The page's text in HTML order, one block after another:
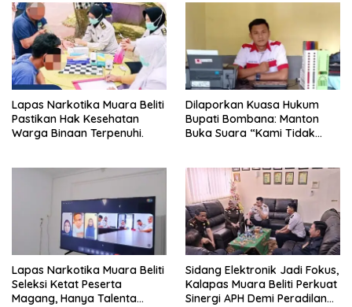
Lapas Narkotika Muara Beliti
Pastikan Hak Kesehatan
Warga Binaan Terpenuhi.
Dilaporkan Kuasa Hukum
Bupati Bombana: Manton
Buka Suara “Kami Tidak
Lapas Narkotika Muara Beliti
Seleksi Ketat Peserta
Magang, Hanya Talenta
Sidang Elektronik Jadi Fokus,
Kalapas Muara Beliti Perkuat
Sinergi APH Demi Peradilan